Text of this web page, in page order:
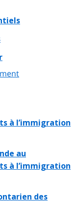
à l’immigration
au
à l’immigration
des